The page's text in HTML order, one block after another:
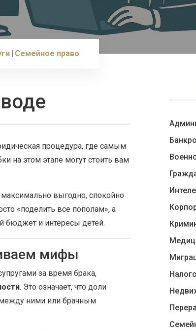
Семейное право
процедура, где самым
на этом этапе могут стоить вам
выгодно, спокойно
«поделить все пополам», а
бюджет и интересы детей.
мифы
за время брака,
. Это означает, что доли
ними или брачным